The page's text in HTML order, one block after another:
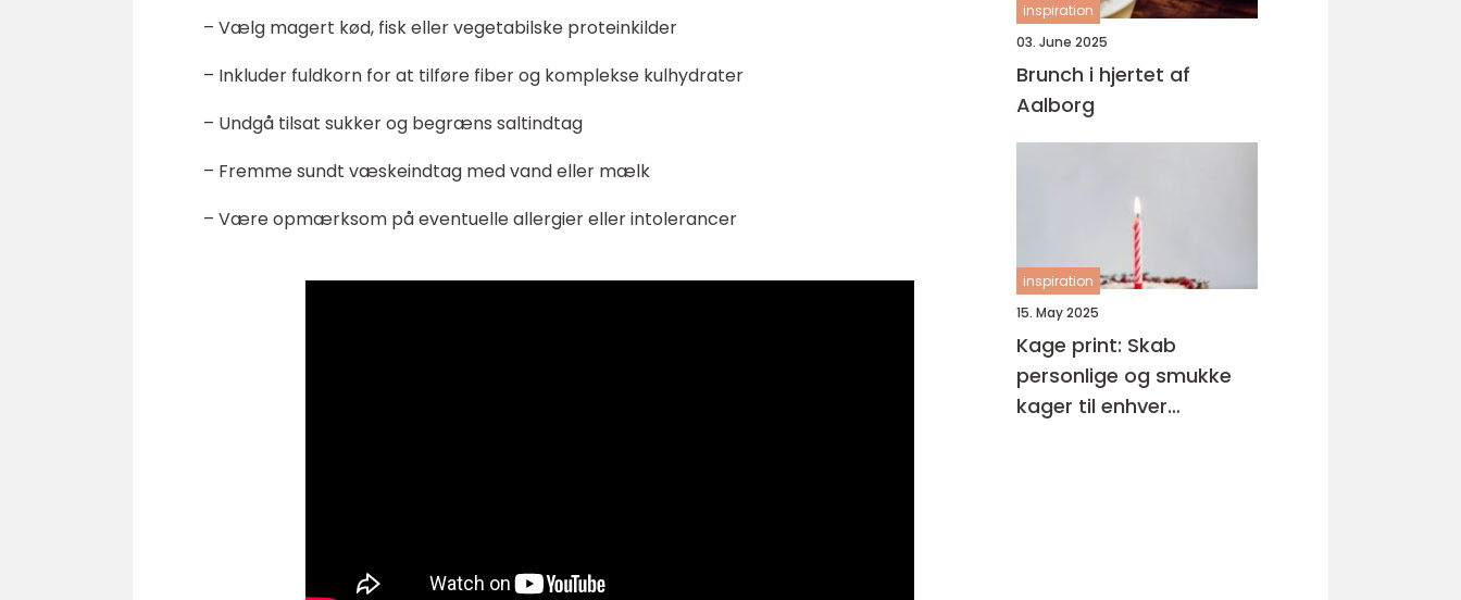
– Vælg magert kød, fisk eller vegetabilske proteinkilder
– Inkluder fuldkorn for at tilføre fiber og komplekse kulhydrater
– Undgå tilsat sukker og begræns saltindtag
– Fremme sundt væskeindtag med vand eller mælk
– Være opmærksom på eventuelle allergier eller intolerancer
inspiration
03. June 2025
Brunch i hjertet af
Aalborg
inspiration
15. May 2025
Kage print: Skab
personlige og smukke
kager til enhver